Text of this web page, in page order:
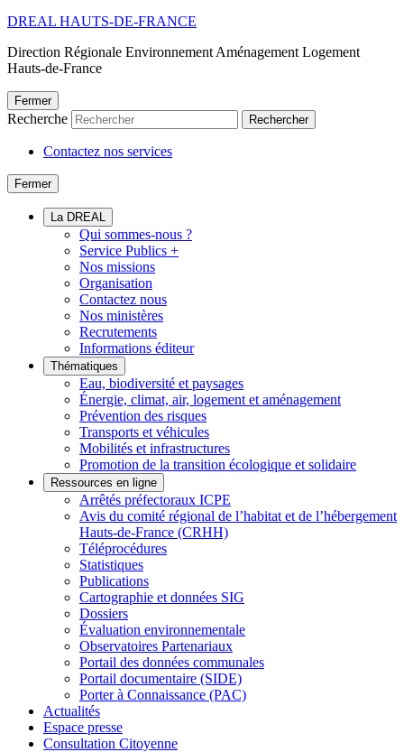
DREAL HAUTS-DE-FRANCE
Direction Régionale Environnement Aménagement Logement
Hauts-de-France
Fermer
Recherche Rechercher
Contactez nos services
Fermer
La DREAL
Qui sommes-nous ?
Service Publics +
Nos missions
Organisation
Contactez nous
Nos ministères
Recrutements
Informations éditeur
Thématiques
Eau, biodiversité et paysages
Énergie, climat, air, logement et aménagement
Prévention des risques
Transports et véhicules
Mobilités et infrastructures
Promotion de la transition écologique et solidaire
Ressources en ligne
Arrêtés préfectoraux ICPE
Avis du comité régional de l’habitat et de l’hébergement
Hauts-de-France (CRHH)
Téléprocédures
Statistiques
Publications
Cartographie et données SIG
Dossiers
Évaluation environnementale
Observatoires Partenariaux
Portail des données communales
Portail documentaire (SIDE)
Porter à Connaissance (PAC)
Actualités
Espace presse
Consultation Citoyenne